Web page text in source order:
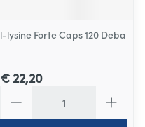
l-lysine Forte Caps 120 Deba
€ 22,20